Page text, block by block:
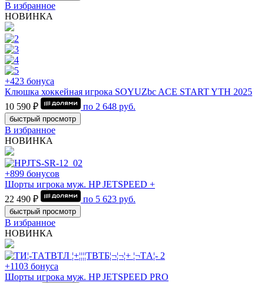
В избранное
НОВИНКА
+423 бонуса
Клюшка хоккейная игрока SOYUZbc ACE START YTH 2025
10 590 ₽
по 2 648 руб.
быстрый просмотр
В избранное
НОВИНКА
+899 бонусов
Шорты игрока муж. HP JETSPEED +
22 490 ₽
по 5 623 руб.
быстрый просмотр
В избранное
НОВИНКА
+1103 бонуса
Шорты игрока муж. HP JETSPEED PRO